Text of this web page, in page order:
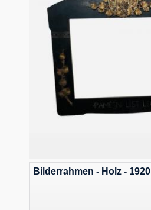
Bilderrahmen - Holz - 1920